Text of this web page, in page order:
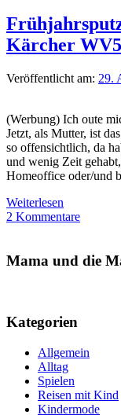
Kärcher
Veröffentlicht am: 29.
(Werbung) Ich oute
Jetzt, als Mutter, ist
so offensichtlich, da
und wenig Zeit
Homeoffice oder/und
Weiterlesen
2 Kommentare
Mama und die
Kategorien
Allgemein
Alltag
Spielen
Reisen mit Kind
Kindermode